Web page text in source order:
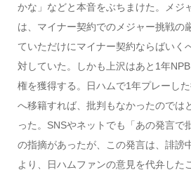
かな」などと本音をぶちまけた。メジ
は、マイナー契約でのメジャー挑戦の
ていただけにマイナー契約ならばいく
対していた。しかも上沢はあと1年
権を獲得する。日ハムで1年プレーし
へ移籍すれば、批判もなかったのでは
った。SNSやネットでも「あの発言で
の指摘があったが、この発言は、誹謗
より、日ハムファンの意見を代弁した